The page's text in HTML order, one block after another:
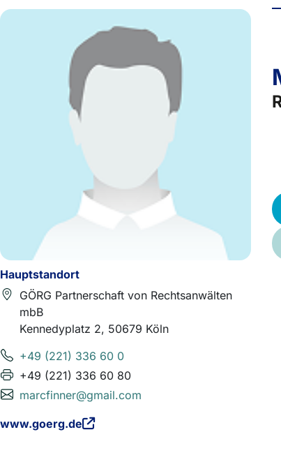
Hauptstandort
GÖRG Partnerschaft von Rechtsanwälten
mbB
Kennedyplatz 2, 50679 Köln
+49 (221) 336 60 0
+49 (221) 336 60 80
marcfinner@gmail.com
www.goerg.de